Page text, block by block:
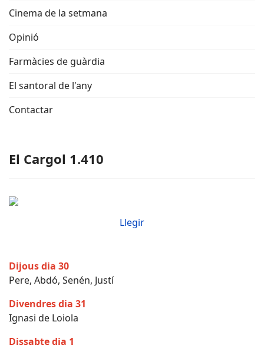
Cinema de la setmana
Opinió
Farmàcies de guàrdia
El santoral de l'any
Contactar
El Cargol 1.410
Llegir
Dijous dia 30
Pere, Abdó, Senén, Justí
Divendres dia 31
Ignasi de Loiola
Dissabte dia 1